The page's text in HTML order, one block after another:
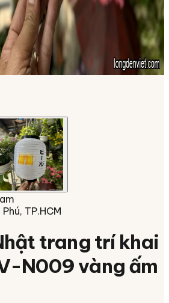
Phú, TP.HCM
trang trí khai
N009 vàng ấm